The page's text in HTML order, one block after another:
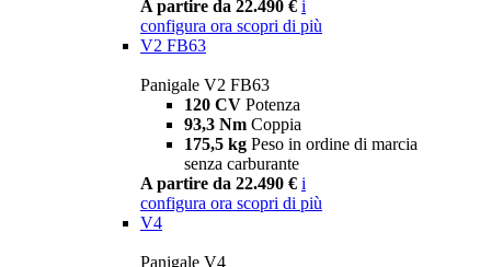
A partire da 22.490 € i
configura ora scopri di più
V2 FB63
Panigale V2 FB63
120 CV Potenza
93,3 Nm Coppia
175,5 kg Peso in ordine di marcia
senza carburante
A partire da 22.490 € i
configura ora scopri di più
V4
Panigale V4